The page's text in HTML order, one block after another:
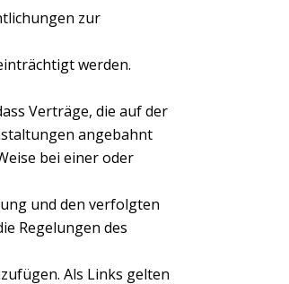
zur
werden.
Verträge, die auf der
angebahnt
bei einer oder
und den verfolgten
Regelungen des
Als Links gelten